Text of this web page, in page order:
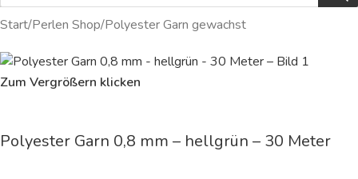
Start/Perlen Shop/Polyester Garn gewachst
Zum Vergrößern klicken
Polyester Garn 0,8 mm – hellgrün – 30 Meter